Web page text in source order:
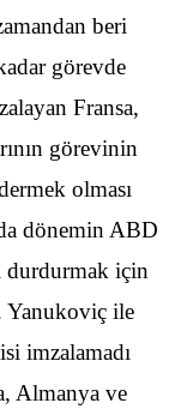
beri
görevde
Fransa,
görevinin
olması
dönemin ABD
durdurmak için
Yanukoviç ile
imzalamadı
Almanya ve